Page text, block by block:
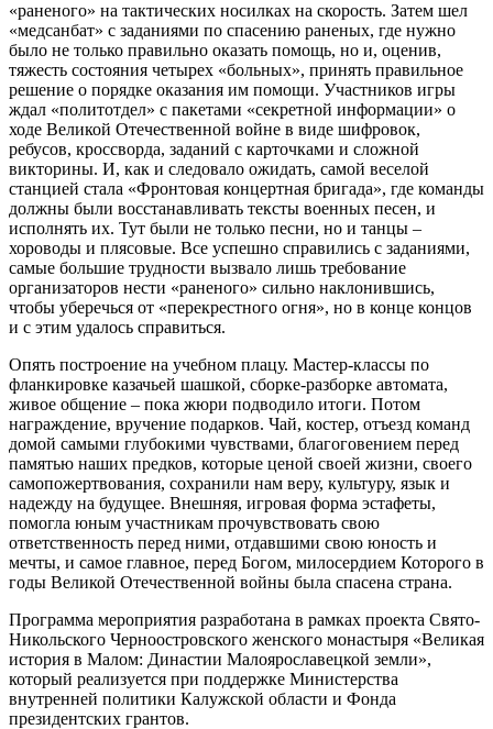
«раненого» на тактических носилках на скорость. Затем шел
«медсанбат» с заданиями по спасению раненых, где нужно
было не только правильно оказать помощь, но и, оценив,
тяжесть состояния четырех «больных», принять правильное
решение о порядке оказания им помощи. Участников игры
ждал «политотдел» с пакетами «секретной информации» о
ходе Великой Отечественной войне в виде шифровок,
ребусов, кроссворда, заданий с карточками и сложной
викторины. И, как и следовало ожидать, самой веселой
станцией стала «Фронтовая концертная бригада», где команды
должны были восстанавливать тексты военных песен, и
исполнять их. Тут были не только песни, но и танцы –
хороводы и плясовые. Все успешно справились с заданиями,
самые большие трудности вызвало лишь требование
организаторов нести «раненого» сильно наклонившись,
чтобы уберечься от «перекрестного огня», но в конце концов
и с этим удалось справиться.
Опять построение на учебном плацу. Мастер-классы по
фланкировке казачьей шашкой, сборке-разборке автомата,
живое общение – пока жюри подводило итоги. Потом
награждение, вручение подарков. Чай, костер, отъезд команд
домой самыми глубокими чувствами, благоговением перед
памятью наших предков, которые ценой своей жизни, своего
самопожертвования, сохранили нам веру, культуру, язык и
надежду на будущее. Внешняя, игровая форма эстафеты,
помогла юным участникам прочувствовать свою
ответственность перед ними, отдавшими свою юность и
мечты, и самое главное, перед Богом, милосердием Которого в
годы Великой Отечественной войны была спасена страна.
Программа мероприятия разработана в рамках проекта Свято-
Никольского Черноостровского женского монастыря «Великая
история в Малом: Династии Малоярославецкой земли»,
который реализуется при поддержке Министерства
внутренней политики Калужской области и Фонда
президентских грантов.